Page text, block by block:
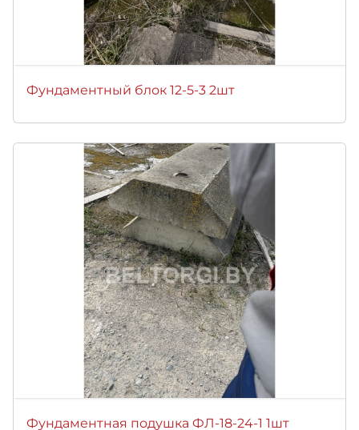
Фундаментный блок 12-5-3 2шт
Фундаментная подушка ФЛ-18-24-1 1шт